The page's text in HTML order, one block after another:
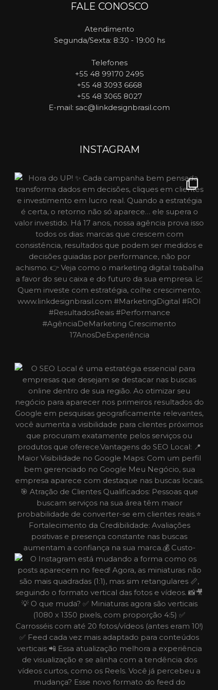
FALE CONOSCO
Atendimento
Segunda/Sexta: 8:30 - 19:00 hs
Telefones
+55 48 99170 2495
+55 48 3093 6668
+55 48 3065 8027
E-mail: sac@linkdesignbrasil.com
INSTAGRAM